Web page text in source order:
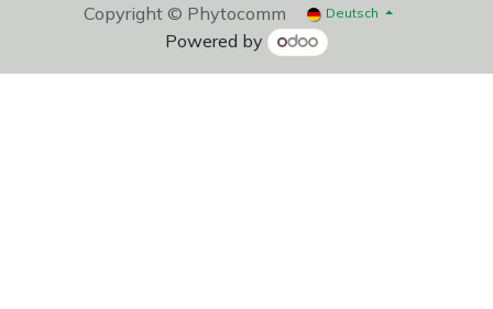
Copyright © Phytocomm Deutsch
Powered by